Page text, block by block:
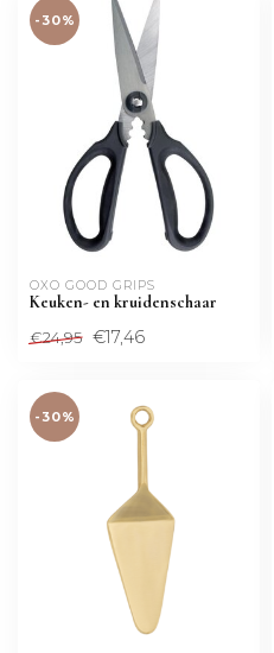
-30%
OXO GOOD GRIPS
Keuken- en kruidenschaar
€24,95 €17,46
-30%